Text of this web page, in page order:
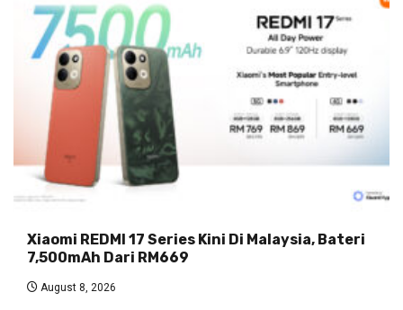
Xiaomi REDMI 17 Series Kini Di Malaysia, Bateri
7,500mAh Dari RM669
August 8, 2026